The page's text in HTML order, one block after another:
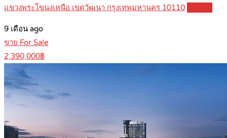
แขวงพระโขนงเหนือ เขตวัฒนา กรุงเทพมหานคร 10110
9 เดือน ago
ขาย For Sale
2,390,000฿